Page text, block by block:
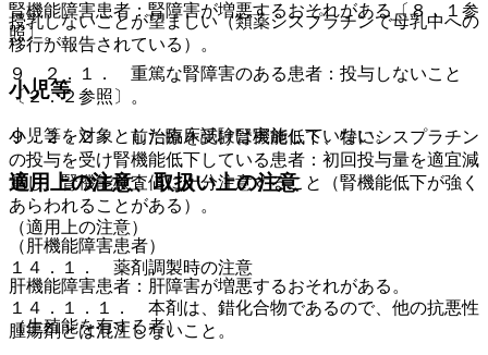
授乳しないことが望ましい（類薬シスプラチンで母乳中への
移行が報告されている）。
小児等
小児等を対象とした臨床試験は実施していない。
適用上の注意、取扱い上の注意
（適用上の注意）
１４．１． 薬剤調製時の注意
１４．１．１． 本剤は、錯化合物であるので、他の抗悪性
腫瘍剤とは混注しないこと。
腎機能障害患者：腎障害が増悪するおそれがある〔８．１参
照〕。
９．２．１． 重篤な腎障害のある患者：投与しないこと
〔２．２参照〕。
９．２．２． 前治療を受け腎機能低下、特にシスプラチン
の投与を受け腎機能低下している患者：初回投与量を適宜減
量し、腎機能検査値に十分注意すること（腎機能低下が強く
あらわれることがある）。
（肝機能障害患者）
肝機能障害患者：肝障害が増悪するおそれがある。
（生殖能を有する者）